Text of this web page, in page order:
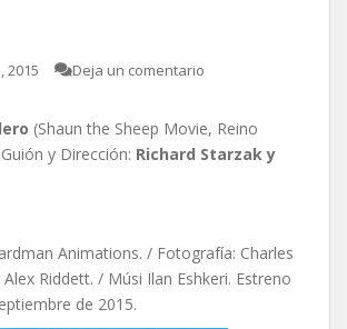
2015 Deja un comentario
(Shaun the Sheep Movie, Reino
y Dirección: Richard Starzak y
Animations. / Fotografía: Charles
Riddett. / Músi Ilan Eshkeri. Estreno
de 2015.